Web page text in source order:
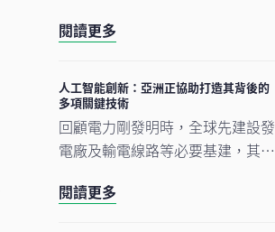
及原材料等實質資產構成支撐人工
因素重塑投資格局，實質資產逐漸
成為推動人工智能建設的支柱。
閱讀更多
人工智能創新：亞洲正協助打造其背後的
多項關鍵技術
回顧電力剛發明時，全球先建設發
電廠及輸電線路等必要基建，其後
發展正經歷類似過程。現時企業對
閱讀更多